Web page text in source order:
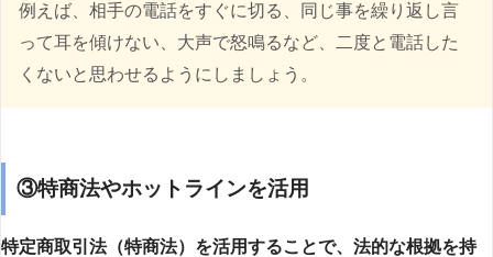
例えば、相手の電話をすぐに切る、同じ事を繰り返し言
って耳を傾けない、大声で怒鳴るなど、二度と電話した
くないと思わせるようにしましょう。
③特商法やホットラインを活用
特定商取引法（特商法）を活用することで、法的な根拠を持